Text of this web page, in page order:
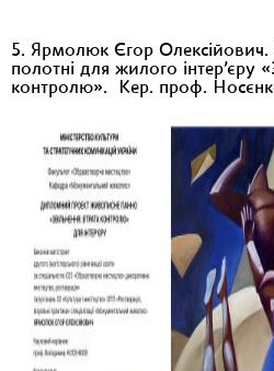
5. Ярмолюк Єгор
полотні для жилого інтер’єру
контролю». Кер. проф.